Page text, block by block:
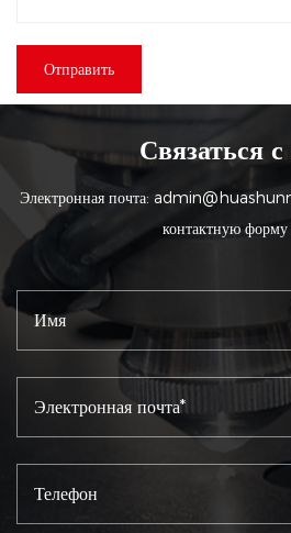
Связаться
Электронная почта:
контактную